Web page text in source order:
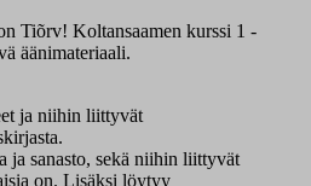
Tiõrv! Koltansaamen kurssi 1 -
äänimateriaali.
ja niihin liittyvät
ja sanasto, sekä niihin liittyvät
on. Lisäksi löytyy